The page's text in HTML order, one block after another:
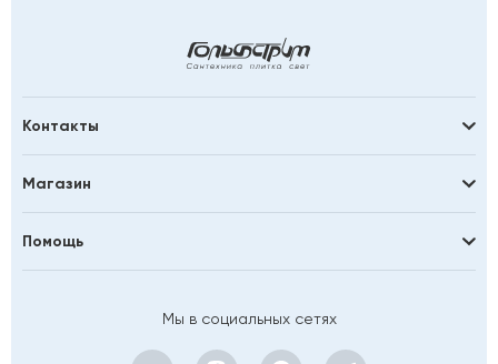
Контакты
Магазин
Помощь
Мы в социальных сетях